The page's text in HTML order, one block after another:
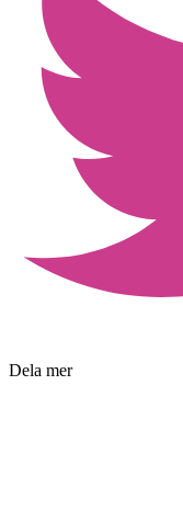
Dela mer